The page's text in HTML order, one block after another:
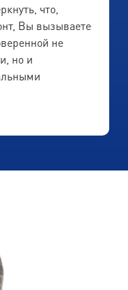
что,
Вы вызываете
не
но и